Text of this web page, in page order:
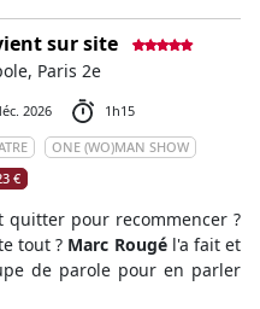
sur site
Paris 2e
2026
1h15
ONE (WO)MAN SHOW
€
quitter pour recommencer ?
tout ? Marc Rougél'a fait et
de parole pour en parler